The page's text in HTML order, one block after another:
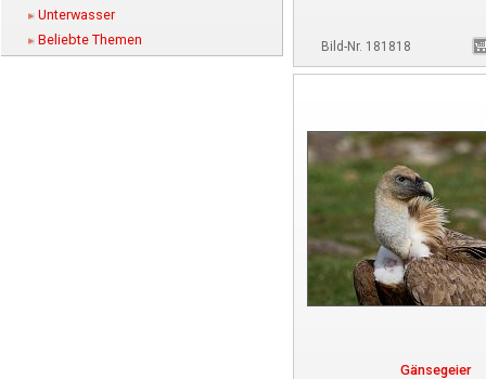
Unterwasser
Beliebte Themen
Bild-Nr. 181818
Gänsegeier